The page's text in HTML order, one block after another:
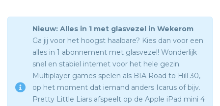
Nieuw: Alles in 1 met glasvezel in Wekerom
Ga jij voor het hoogst haalbare? Kies dan voor een
alles in 1 abonnement met glasvezel! Wonderlijk
snel en stabiel internet voor het hele gezin.
Multiplayer games spelen als BIA Road to Hill 30,
op het moment dat iemand anders Icarus of bijv.
Pretty Little Liars afspeelt op de Apple iPad mini 4